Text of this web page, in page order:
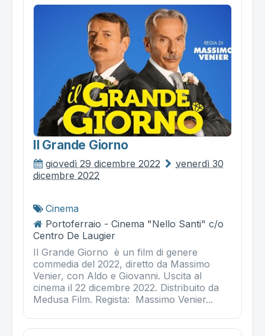
Il Grande Giorno
giovedì 29 dicembre 2022
venerdì 30
dicembre 2022
Cinema
Portoferraio - Cinema "Nello Santi" c/o
Centro De Laugier
Il Grande Giorno è un film di genere
commedia del 2022, diretto da Massimo
Venier, con Aldo e Giovanni. Uscita al
cinema il 22 dicembre 2022. Distribuito da
Medusa Film. Regista: Massimo Venier...